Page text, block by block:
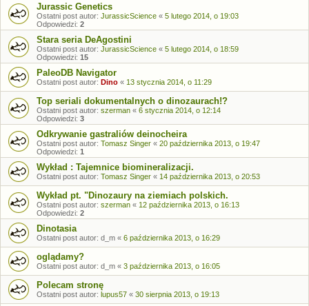
Jurassic Genetics
Ostatni post autor: JurassicScience « 5 lutego 2014, o 19:03
Odpowiedzi: 2
Stara seria DeAgostini
Ostatni post autor: JurassicScience « 5 lutego 2014, o 18:59
Odpowiedzi: 15
PaleoDB Navigator
Ostatni post autor: Dino « 13 stycznia 2014, o 11:29
Top seriali dokumentalnych o dinozaurach!?
Ostatni post autor: szerman « 6 stycznia 2014, o 12:14
Odpowiedzi: 3
Odkrywanie gastraliów deinocheira
Ostatni post autor: Tomasz Singer « 20 października 2013, o 19:47
Odpowiedzi: 1
Wykład : Tajemnice biomineralizacji.
Ostatni post autor: Tomasz Singer « 14 października 2013, o 20:53
Wykład pt. "Dinozaury na ziemiach polskich.
Ostatni post autor: szerman « 12 października 2013, o 16:13
Odpowiedzi: 2
Dinotasia
Ostatni post autor: d_m « 6 października 2013, o 16:29
oglądamy?
Ostatni post autor: d_m « 3 października 2013, o 16:05
Polecam stronę
Ostatni post autor: lupus57 « 30 sierpnia 2013, o 19:13